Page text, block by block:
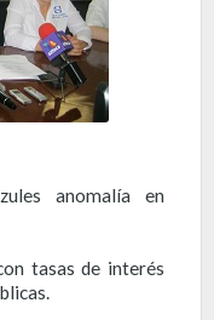
anomalía en
tasas de interés